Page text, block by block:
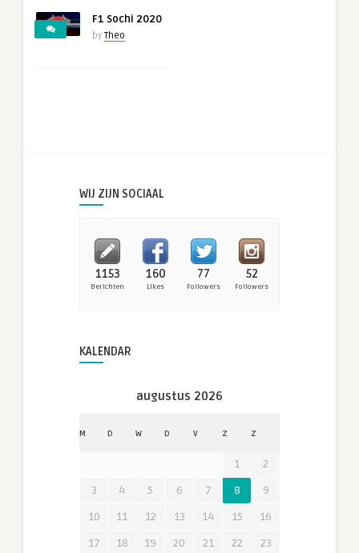
F1 Sochi 2020
by Theo
WIJ ZIJN SOCIAAL
1153
Berichten
160
Likes
77
Followers
52
Followers
KALENDAR
augustus 2026
M D W D V Z Z
1
2
3
4 5 6 7 8
9
10
11 12 13 14 15
16
17
18 19 20 21 22
23